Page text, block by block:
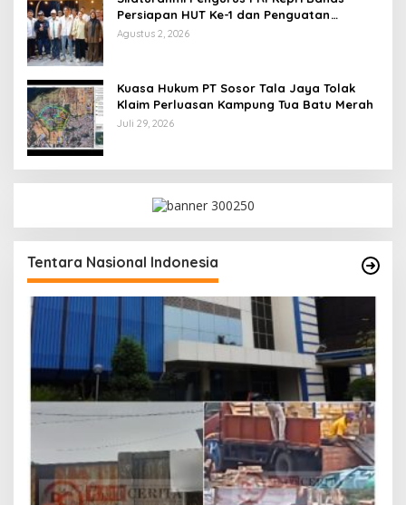
Persiapan HUT Ke-1 dan Penguatan
Konsolidasi Partai
Agustus 2, 2026
Kuasa Hukum PT Sosor Tala Jaya Tolak
Klaim Perluasan Kampung Tua Batu Merah
Juli 29, 2026
Tentara Nasional Indonesia